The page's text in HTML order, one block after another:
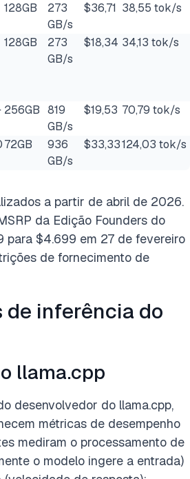
128GB
273
GB/s
$36,71 38,55 tok/s
128GB
273
GB/s
$18,34 34,13 tok/s
256GB 819
GB/s
$19,53 70,79 tok/s
72GB
936
GB/s
$33,33124,03 tok/s
a partir de abril de 2026.
da Edição Founders do
para $4.699 em 27 de fevereiro
de fornecimento de
de inferência do
llama.cpp
desenvolvedor do llama.cpp,
métricas de desempenho
mediram o processamento de
o modelo ingere a entrada)